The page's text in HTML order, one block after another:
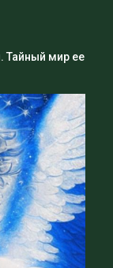
Тайный мир ее